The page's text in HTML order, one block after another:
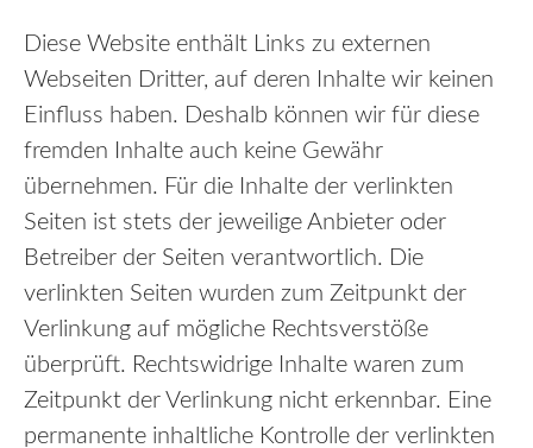
Diese Website enthält Links zu externen
Webseiten Dritter, auf deren Inhalte wir keinen
Einfluss haben. Deshalb können wir für diese
fremden Inhalte auch keine Gewähr
übernehmen. Für die Inhalte der verlinkten
Seiten ist stets der jeweilige Anbieter oder
Betreiber der Seiten verantwortlich. Die
verlinkten Seiten wurden zum Zeitpunkt der
Verlinkung auf mögliche Rechtsverstöße
überprüft. Rechtswidrige Inhalte waren zum
Zeitpunkt der Verlinkung nicht erkennbar. Eine
permanente inhaltliche Kontrolle der verlinkten